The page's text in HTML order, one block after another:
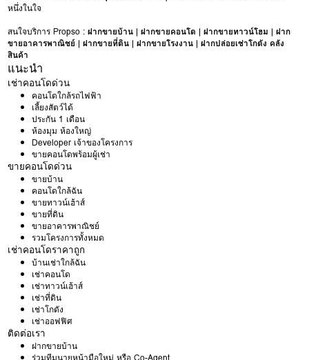
หนึ่งในใจ
สนใจบริการ Propso :ฝากขายบ้าน |ฝากขายคอนโด |ฝากขายทาวน์โฮม |ฝาก
ขายอาคารพาณิชย์ |ฝากขายที่ดิน |ฝากขายโรงงาน |ฝากปล่อยเช่าโกดัง คลัง
สินค้า
แนะนำ
เช่าคอนโดด่วน
คอนโดใกล้รถไฟฟ้า
เลี้ยงสัตว์ได้
ประกัน 1 เดือน
ห้องมุม ห้องใหญ่
Developer เจ้าของโครงการ
ขายคอนโดพร้อมผู้เช่า
ขายคอนโดด่วน
ขายบ้าน
คอนโดใกล้ฉัน
ขายทาวน์เฮ้าส์
ขายที่ดิน
ขายอาคารพาณิชย์
รวมโครงการทั้งหมด
เช่าคอนโดราคาถูก
บ้านเช่าใกล้ฉัน
เช่าคอนโด
เช่าทาวน์เฮ้าส์
เช่าที่ดิน
เช่าโกดัง
เช่าออฟฟิศ
ติดต่อเรา
ฝากขายบ้าน